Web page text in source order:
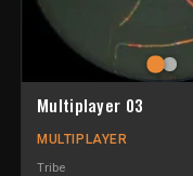
Multiplayer 03
MULTIPLAYER
Tribe